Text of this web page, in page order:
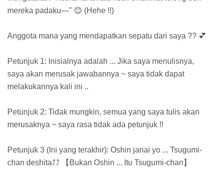
mereka padaku—" 😊 (Hehe !!)
Anggota mana yang mendapatkan sepatu dari saya ?? 💕
Petunjuk 1: Inisialnya adalah ... Jika saya menulisnya,
saya akan merusak jawabannya ~ saya tidak dapat
melakukannya kali ini ..
Petunjuk 2: Tidak mungkin, semua yang saya tulis akan
merusaknya ~ saya rasa tidak ada petunjuk !!
Petunjuk 3 (Ini yang terakhir): Oshin janai yo ... Tsugumi-
chan deshita⤴⤴ 【Bukan Oshin ... Itu Tsugumi-chan】